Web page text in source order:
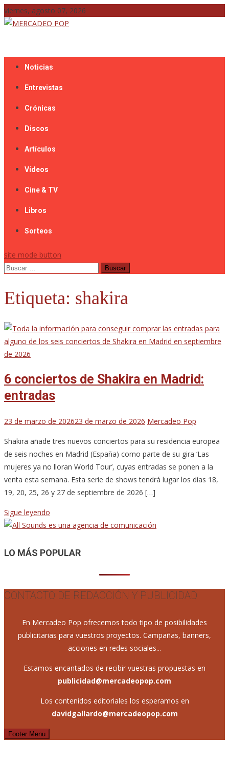
Skip
to
viernes, agosto 07, 2026
Noticias
Entrevistas
Crónicas
Discos
Artículos
Vídeos
Cine & TV
Libros
Sorteos
site mode button
Buscar:
Etiqueta: shakira
6 conciertos de Shakira en Madrid:
entradas
23 de marzo de 202623 de marzo de 2026 Mercadeo Pop
Shakira añade tres nuevos conciertos para su residencia europea
de seis noches en Madrid (España) como parte de su gira ‘Las
mujeres ya no lloran World Tour’, cuyas entradas se ponen a la
venta esta semana. Esta serie de shows tendrá lugar los días 18,
19, 20, 25, 26 y 27 de septiembre de 2026 […]
Sigue leyendo
LO MÁS POPULAR
CONTACTO DE REDACCIÓN Y PUBLICIDAD
En Mercadeo Pop ofrecemos todo tipo de posibilidades
publicitarias para vuestros proyectos. Campañas, banners,
acciones en redes sociales...
Estamos encantados de recibir vuestras propuestas en
publicidad@mercadeopop.com
Los contenidos editoriales los esperamos en
davidgallardo@mercadeopop.com
Footer Menu